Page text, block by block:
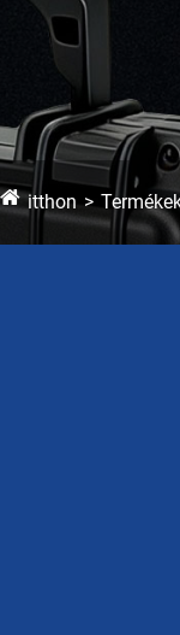
itthon
Kínai
A modern
fotósok, mérnökök
mobil
optimalizálást
Alapvető